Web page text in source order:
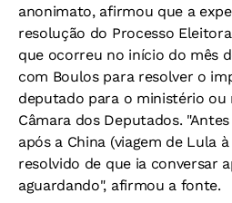
anonimato, afirmou que a
resolução do Processo
que ocorreu no início do mês
com Boulos para resolver o
deputado para o ministério ou
Câmara dos Deputados.
após a China (viagem de Lula
resolvido de que ia conversar
aguardando", afirmou a fonte.